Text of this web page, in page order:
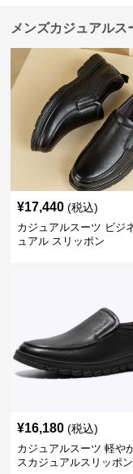
メンズカジュアル
¥17,440 (税込)
カジュアルスーツ ビジ
ュアル スリッポン
¥16,180 (税込)
カジュアルスーツ 軽や
スカジュアルスリッポン